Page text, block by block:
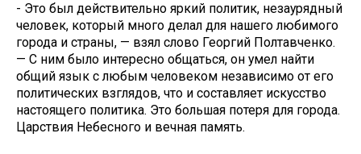
- Это был действительно яркий политик, незаурядный
человек, который много делал для нашего любимого
города и страны, — взял слово Георгий Полтавченко.
— С ним было интересно общаться, он умел найти
общий язык с любым человеком независимо от его
политических взглядов, что и составляет искусство
настоящего политика. Это большая потеря для города.
Царствия Небесного и вечная память.